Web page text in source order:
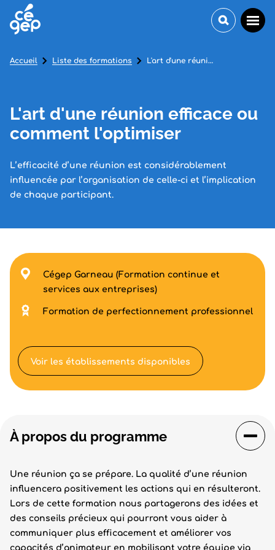
L'art d'une réunion efficace ou
comment l'optimiser
L’efficacité d’une réunion est considérablement
influencée par l’organisation de celle-ci et l’implication
de chaque participant.
Accueil Liste des formations L'art d'une réunion efficace ou comment l'optimiser
À propos du programme
Une réunion ça se prépare. La qualité d’une réunion
influencera positivement les actions qui en résulteront.
Lors de cette formation nous partagerons des idées et
des conseils précieux qui pourront vous aider à
communiquer plus efficacement et améliorer vos
capacités d’animateur en mobilisant votre équipe via
Cégep Garneau (Formation continue et
services aux entreprises)
Formation de perfectionnement professionnel
Voir les établissements disponibles